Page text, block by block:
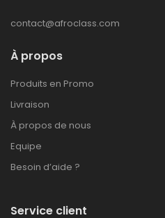
contact@afroclass.com
À propos
Produits en Promo
Livraison
À propos de nous
Equipe
Besoin d’aide ?
Service client